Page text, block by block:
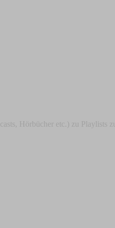
Hörbücher etc.) zu Playlists